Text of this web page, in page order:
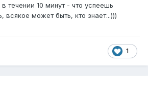
течении 10 минут - что успеешь
всякое может быть, кто знает...)))
1